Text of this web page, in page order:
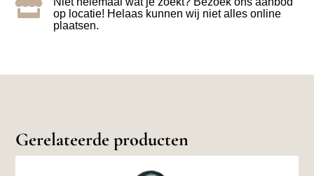

op locatie! Helaas kunnen wij niet alles online
plaatsen.
Gerelateerde producten